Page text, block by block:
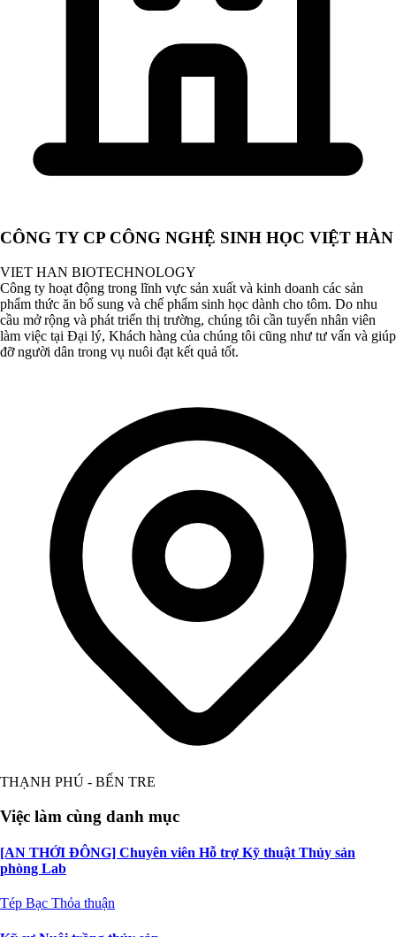
CÔNG TY CP CÔNG NGHỆ SINH HỌC VIỆT HÀN
VIET HAN BIOTECHNOLOGY
Công ty hoạt động trong lĩnh vực sản xuất và kinh doanh các sản
phẩm thức ăn bổ sung và chế phẩm sinh học dành cho tôm. Do nhu
cầu mở rộng và phát triển thị trường, chúng tôi cần tuyển nhân viên
làm việc tại Đại lý, Khách hàng của chúng tôi cũng như tư vấn và giúp
đỡ người dân trong vụ nuôi đạt kết quả tốt.
THẠNH PHÚ - BẾN TRE
Việc làm cùng danh mục
[AN THỚI ĐÔNG] Chuyên viên Hỗ trợ Kỹ thuật Thủy sản
phòng Lab
Tép Bạc Thỏa thuận